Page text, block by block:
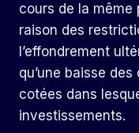
cours de la même
raison des
l’effondrement
qu’une baisse
cotées dans
investissements.